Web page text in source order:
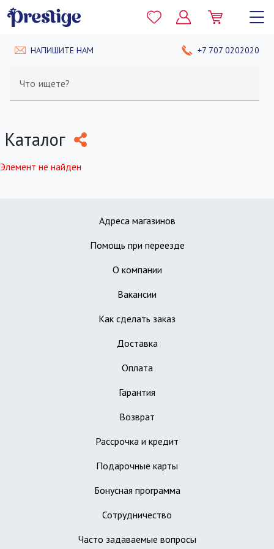
НАПИШИТЕ НАМ +7 707 0202020
Что ищете?
Каталог
Элемент не найден
Адреса магазинов
Помощь при переезде
О компании
Вакансии
Как сделать заказ
Доставка
Оплата
Гарантия
Возврат
Рассрочка и кредит
Подарочные карты
Бонусная программа
Сотрудничество
Часто задаваемые вопросы